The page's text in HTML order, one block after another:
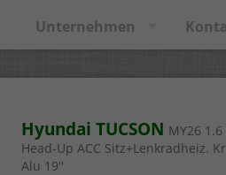
Unternehmen
Hyundai TUCSON MY26
Head-Up ACC Sitz+Lenkradheiz.
Alu 19''